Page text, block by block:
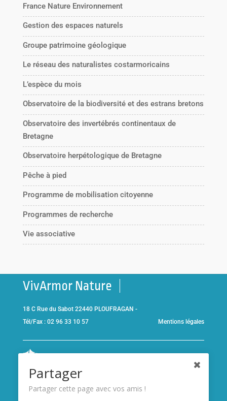
France Nature Environnement
Gestion des espaces naturels
Groupe patrimoine géologique
Le réseau des naturalistes costarmoricains
L’espèce du mois
Observatoire de la biodiversité et des estrans bretons
Observatoire des invertébrés continentaux de
Bretagne
Observatoire herpétologique de Bretagne
Pêche à pied
Programme de mobilisation citoyenne
Programmes de recherche
Vie associative
VivArmor Nature
18 C Rue du Sabot 22440 PLOUFRAGAN -
Tél/Fax : 02 96 33 10 57
Mentions légales
Brieucet adhérent de l’association
Partager
Partager cette page avec vos amis !